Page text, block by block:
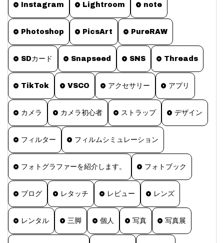
Instagram Lightroom note
Photoshop PicsArt PureRAW
SDカード Snapseed SNS Threads
TikTok VSCO アクセサリー アプリ
カメラ カメラ初心者 ストラップ デザイン
フィルター フィルムシミュレーション
フォトグラファーを紹介します。 フォトブック
ブログ レタッチ レビュー レンズ
レンタル 三脚 個人 写真 写真展